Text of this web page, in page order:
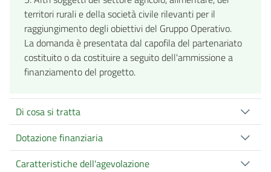
territori rurali e della società civile rilevanti per il
raggiungimento degli obiettivi del Gruppo Operativo.
La domanda è presentata dal capofila del partenariato
costituito o da costituire a seguito dell'ammissione a
finanziamento del progetto.
Di cosa si tratta
Dotazione finanziaria
Caratteristiche dell'agevolazione